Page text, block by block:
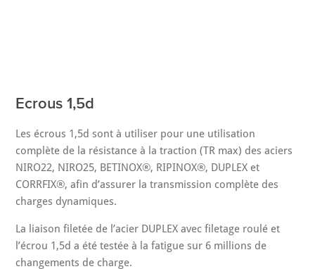
Ecrous 1,5d
Les écrous 1,5d sont à utiliser pour une utilisation
complète de la résistance à la traction (TR max) des aciers
NIRO22, NIRO25, BETINOX®, RIPINOX®, DUPLEX et
CORRFIX®, afin d’assurer la transmission complète des
charges dynamiques.
La liaison filetée de l’acier DUPLEX avec filetage roulé et
l’écrou 1,5d a été testée à la fatigue sur 6 millions de
changements de charge.